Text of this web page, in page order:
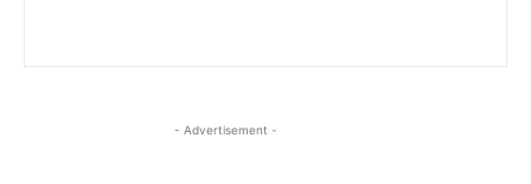
- Advertisement -